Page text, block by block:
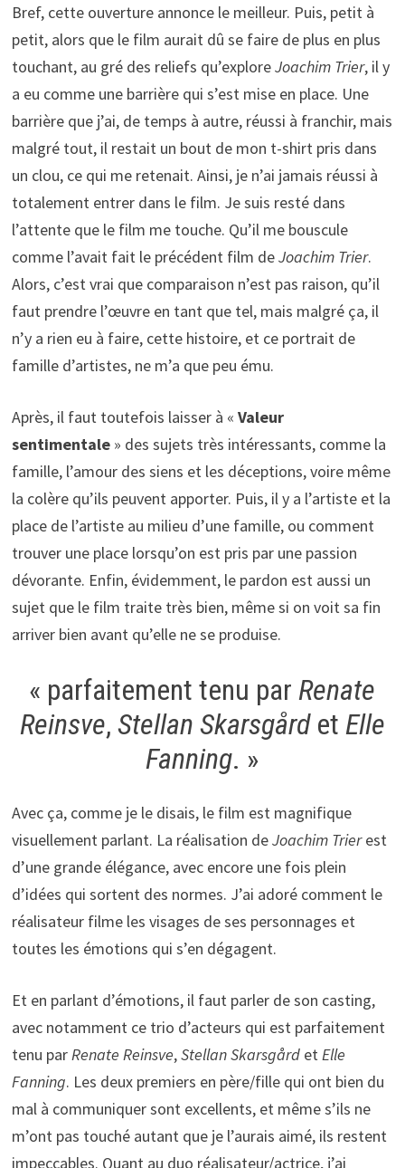
Bref, cette ouverture annonce le meilleur. Puis, petit à
petit, alors que le film aurait dû se faire de plus en plus
touchant, au gré des reliefs qu’exploreJoachim Trier, il y
a eu comme une barrière qui s’est mise en place. Une
barrière que j’ai, de temps à autre, réussi à franchir, mais
malgré tout, il restait un bout de mon t-shirt pris dans
un clou, ce qui me retenait. Ainsi, je n’ai jamais réussi à
totalement entrer dans le film. Je suis resté dans
l’attente que le film me touche. Qu’il me bouscule
comme l’avait fait le précédent film deJoachim Trier.
Alors, c’est vrai que comparaison n’est pas raison, qu’il
faut prendre l’œuvre en tant que tel, mais malgré ça, il
n’y a rien eu à faire, cette histoire, et ce portrait de
famille d’artistes, ne m’a que peu ému.
Après, il faut toutefois laisser à « Valeur
sentimentale» des sujets très intéressants, comme la
famille, l’amour des siens et les déceptions, voire même
la colère qu’ils peuvent apporter. Puis, il y a l’artiste et la
place de l’artiste au milieu d’une famille, ou comment
trouver une place lorsqu’on est pris par une passion
dévorante. Enfin, évidemment, le pardon est aussi un
sujet que le film traite très bien, même si on voit sa fin
arriver bien avant qu’elle ne se produise.
« parfaitement tenu parRenate
Reinsve, Stellan Skarsgårdet Elle
Fanning. »
Avec ça, comme je le disais, le film est magnifique
visuellement parlant. La réalisation deJoachim Trierest
d’une grande élégance, avec encore une fois plein
d’idées qui sortent des normes. J’ai adoré comment le
réalisateur filme les visages de ses personnages et
toutes les émotions qui s’en dégagent.
Et en parlant d’émotions, il faut parler de son casting,
avec notamment ce trio d’acteurs qui est parfaitement
tenu parRenate Reinsve,Stellan SkarsgårdetElle
Fanning. Les deux premiers en père/fille qui ont bien du
mal à communiquer sont excellents, et même s’ils ne
m’ont pas touché autant que je l’aurais aimé, ils restent
impeccables. Quant au duo réalisateur/actrice, j’ai